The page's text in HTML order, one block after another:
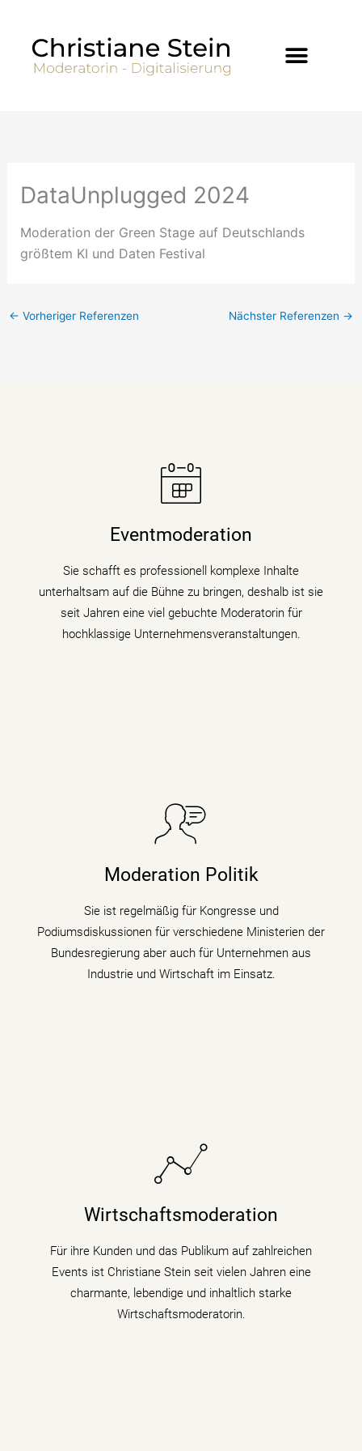
springen
DataUnplugged 2024
Moderation der Green Stage auf Deutschlands
größtem KI und Daten Festival
← Vorheriger Referenzen Nächster Referenzen →
Eventmoderation
Sie schafft es professionell komplexe Inhalte
unterhaltsam auf die Bühne zu bringen, deshalb ist sie
seit Jahren eine viel gebuchte Moderatorin für
hochklassige Unternehmensveranstaltungen.
Moderatorin Christiane Stein verbindet charmant und
unterhaltsam Nachrichtenkompetenz mit den Themen
mehr erfahren
Moderation Politik
Sie ist regelmäßig für Kongresse und
Podiumsdiskussionen für verschiedene Ministerien der
Bundesregierung aber auch für Unternehmen aus
Industrie und Wirtschaft im Einsatz.
Sie taucht in Podiumsdiskussionen, Symposien und
Moderatorin die digitale Transformation indem sie den
mehr erfahren
Wirtschaftsmoderation
Für ihre Kunden und das Publikum auf zahlreichen
Events ist Christiane Stein seit vielen Jahren eine
charmante, lebendige und inhaltlich starke
Wirtschaftsmoderatorin.
Sie bringt fundiertes Hintergrundwissen (Digitalisierung
politische Zusammenhänge auf Podiumsdiskussionen
mehr erfahren